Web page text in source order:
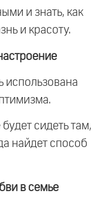
и знать, как
и красоту.
использована
сидеть там,
найдет способ
в семье